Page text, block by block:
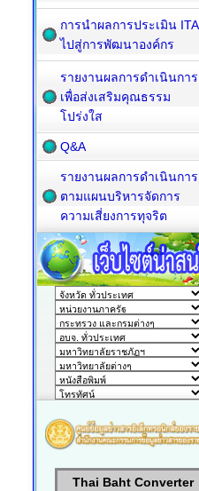
การนำผลการประเมิน ITA
ไปสู่การพัฒนาองค์กร
รายงานผลการดำเนินการ
เพื่อส่งเสริมคุณธรรม
โปร่งใส
Q&A
รายงานผลการดำเนินการ
ตามแผนบริหารจัดการ
ความเสี่ยงการทุจริต
Thai Baht Converter